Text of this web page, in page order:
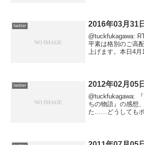
twitter 2016年03月31
@tuckfukagawa:
平素は格別のご高
上げます。本日4
twitter 2012年02月05
@tuckfukagawa:
ちの物語』の感想
た……どうしてもポ
かったので...